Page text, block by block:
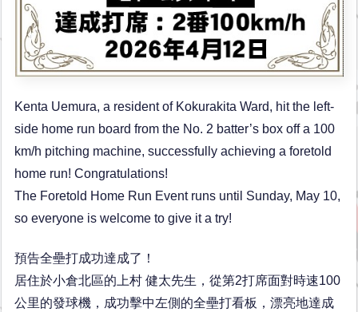
Kenta Uemura, a resident of Kokurakita Ward, hit the left-
side home run board from the No. 2 batter’s box off a 100
km/h pitching machine, successfully achieving a foretold
home run! Congratulations!
The Foretold Home Run Event runs until Sunday, May 10,
so everyone is welcome to give it a try!
預告全壘打成功達成了！
居住於小倉北區的上村 健太先生，從第2打席面對時速100
公里的發球機，成功擊中左側的全壘打看板，漂亮地達成